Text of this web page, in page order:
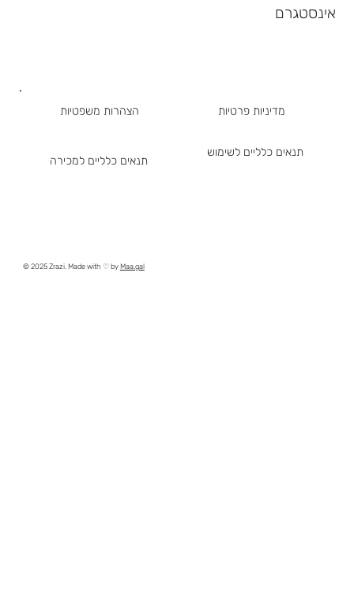
אינסטגרם
מדיניות פרטיות
תנאים כלליים למכירה
תנאים כלליים לשימוש
הצהרות משפטיות
© 2025 Zrazi. Made with ♡ byMaa.gal